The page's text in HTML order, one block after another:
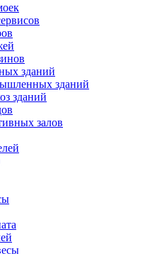
зданий
зданий
зданий
залов